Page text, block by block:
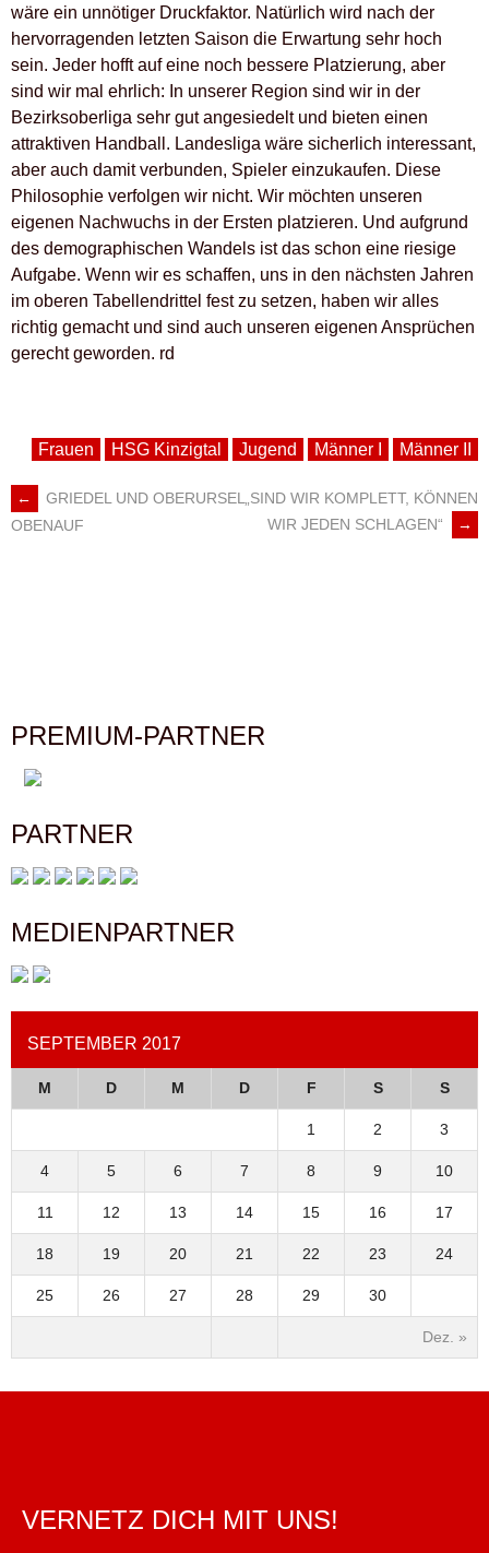
wäre ein unnötiger Druckfaktor. Natürlich wird nach der
hervorragenden letzten Saison die Erwartung sehr hoch
sein. Jeder hofft auf eine noch bessere Platzierung, aber
sind wir mal ehrlich: In unserer Region sind wir in der
Bezirksoberliga sehr gut angesiedelt und bieten einen
attraktiven Handball. Landesliga wäre sicherlich interessant,
aber auch damit verbunden, Spieler einzukaufen. Diese
Philosophie verfolgen wir nicht. Wir möchten unseren
eigenen Nachwuchs in der Ersten platzieren. Und aufgrund
des demographischen Wandels ist das schon eine riesige
Aufgabe. Wenn wir es schaffen, uns in den nächsten Jahren
im oberen Tabellendrittel fest zu setzen, haben wir alles
richtig gemacht und sind auch unseren eigenen Ansprüchen
gerecht geworden. rd
Frauen HSG Kinzigtal Jugend Männer I Männer II
ARTIKEL-
←
GRIEDEL UND OBERURSEL
OBENAUF
„SIND WIR KOMPLETT, KÖNNEN
WIR JEDEN SCHLAGEN“
→
PREMIUM-PARTNER
PARTNER
MEDIENPARTNER
SEPTEMBER 2017
M D M D F S S
Dez. »
1 2 3
4 5 6 7 8 9 10
11 12 13 14 15 16 17
18 19 20 21 22 23 24
25 26 27 28 29 30
VERNETZ DICH MIT UNS!